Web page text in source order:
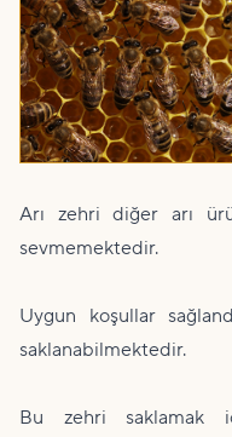
Arı zehri diğer arı
sevmemektedir.
Uygun koşullar
saklanabilmektedir.
Bu zehri saklamak